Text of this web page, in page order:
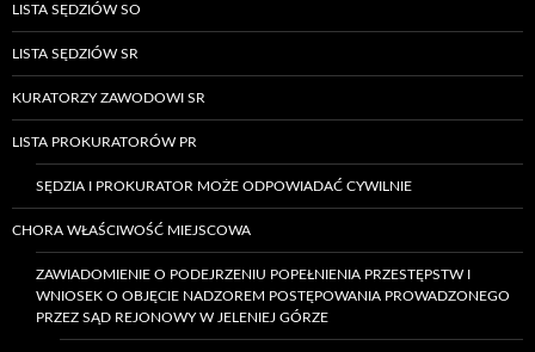
LISTA SĘDZIÓW SO
LISTA SĘDZIÓW SR
KURATORZY ZAWODOWI SR
LISTA PROKURATORÓW PR
SĘDZIA I PROKURATOR MOŻE ODPOWIADAĆ CYWILNIE
CHORA WŁAŚCIWOŚĆ MIEJSCOWA
ZAWIADOMIENIE O PODEJRZENIU POPEŁNIENIA PRZESTĘPSTW I
WNIOSEK O OBJĘCIE NADZOREM POSTĘPOWANIA PROWADZONEGO
PRZEZ SĄD REJONOWY W JELENIEJ GÓRZE